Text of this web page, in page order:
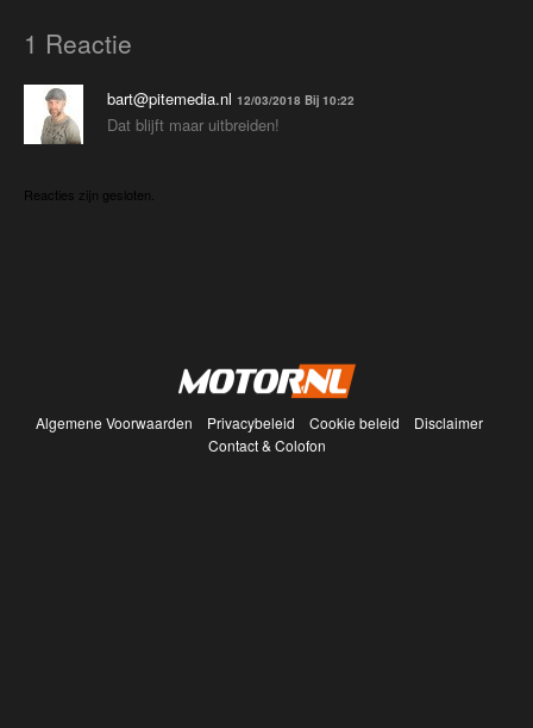
1 Reactie
bart@pitemedia.nl 12/03/2018 Bij 10:22
Dat blijft maar uitbreiden!
Reacties zijn gesloten.
Algemene Voorwaarden Privacybeleid Cookie beleid
Disclaimer
Contact & Colofon